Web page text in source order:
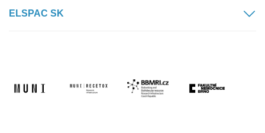
ELSPAC SK